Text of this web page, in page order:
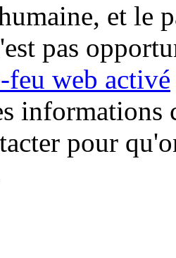
et le
pas
feu web activé
informations
pour